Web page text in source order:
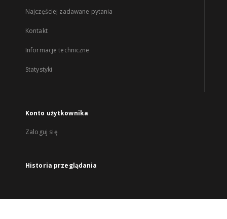
Najczęściej zadawane pytania
Kontakt
Informacje techniczne
Statystyki
Konto użytkownika
Zaloguj się
Historia przeglądania